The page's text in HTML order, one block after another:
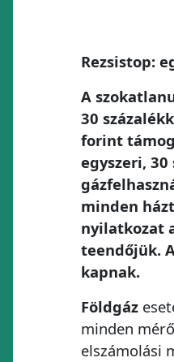
Rezsistop:
A
30
forint
egyszeri,
minden
nyilatkozat
teendőjük.
kapnak.
Földgáz
minden
elszámolási